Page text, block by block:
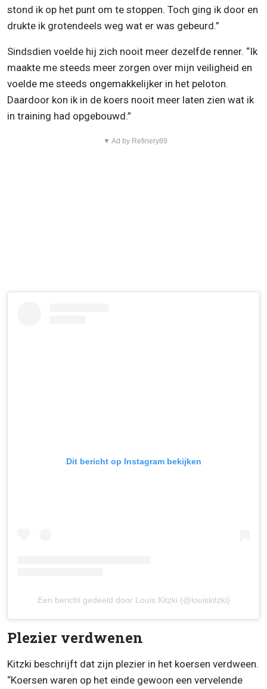
stond ik op het punt om te stoppen. Toch ging ik door en
drukte ik grotendeels weg wat er was gebeurd.”
Sindsdien voelde hij zich nooit meer dezelfde renner. “Ik
maakte me steeds meer zorgen over mijn veiligheid en
voelde me steeds ongemakkelijker in het peloton.
Daardoor kon ik in de koers nooit meer laten zien wat ik
in training had opgebouwd.”
▼ Ad by Refinery89
Dit bericht op Instagram bekijken
Een bericht gedeeld door Louis Kitzki (@louiskitzki)
Plezier verdwenen
Kitzki beschrijft dat zijn plezier in het koersen verdween.
“Koersen waren op het einde gewoon een vervelende